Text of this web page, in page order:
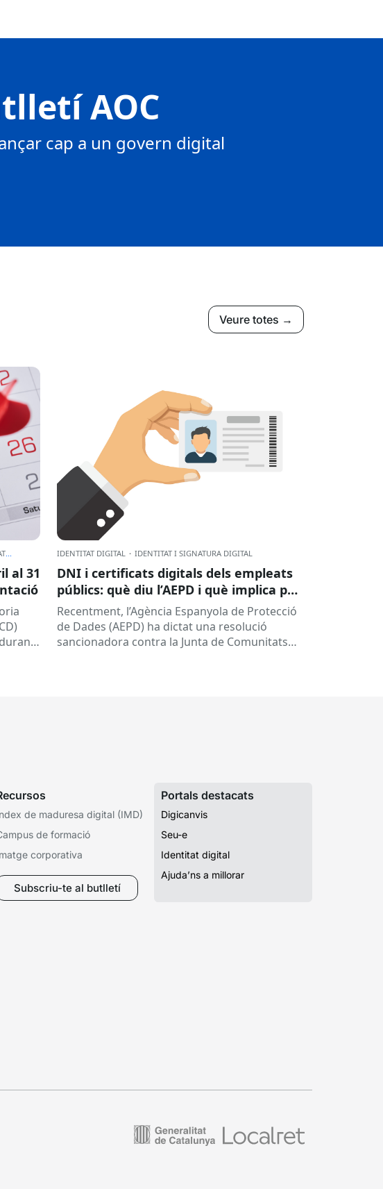
AOC
cap a un govern digital
Veure totes →
al 31
IDENTITAT DIGITAL · IDENTITAT I SIGNATURA DIGITAL
DNI i certificats digitals dels empleats
públics: què diu l’AEPD i què implica per
a les administracions?
Recentment, l’Agència Espanyola de Protecció
de Dades (AEPD) ha dictat una resolució
sancionadora contra la Junta de Comunitats
de maduresa digital (IMD)
de formació
corporativa
Subscriu-te al butlletí
Portals destacats
Digicanvis
Seu-e
Identitat digital
Ajuda’ns a millorar